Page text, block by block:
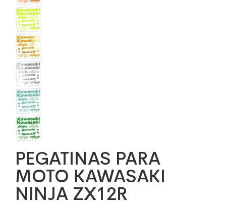
PEGATINAS PARA
MOTO KAWASAKI
NINJA ZX12R